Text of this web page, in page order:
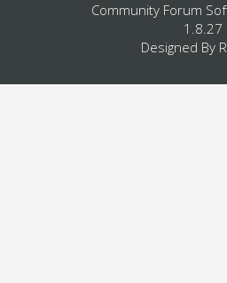
Community Forum
1.8.27
Designed By